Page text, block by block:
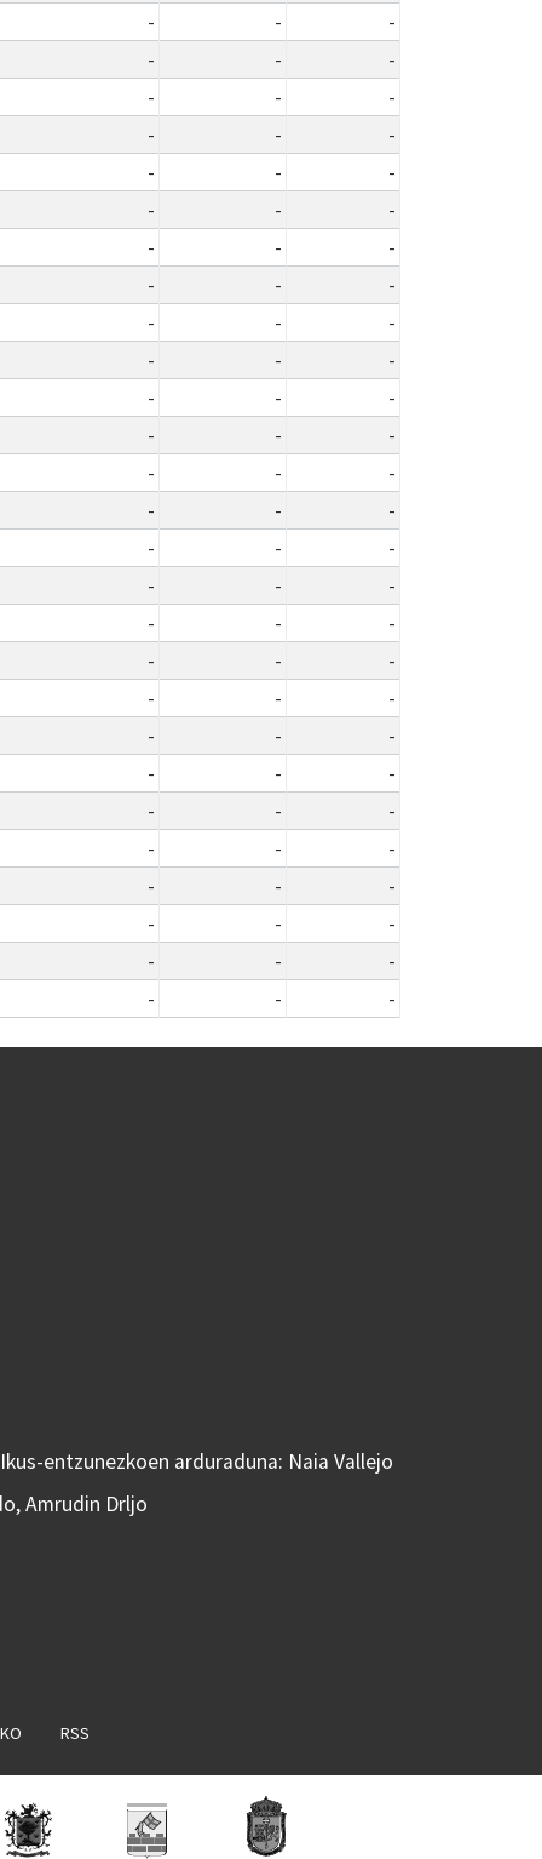
- -
-
- -
-
- -
-
- -
-
- -
-
- -
-
- -
-
- -
-
- -
-
- -
-
- -
-
- -
-
- -
-
- -
-
- -
-
- -
-
- -
-
- -
-
- -
-
- -
-
- -
-
- -
-
- -
-
- -
-
- -
-
- -
-
- - -
entzunezkoen arduraduna: Naia Vallejo
Amrudin Drljo
RSS